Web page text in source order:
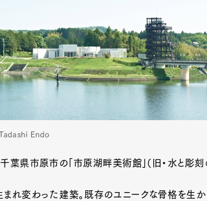
Endo
葉県市原市の「市原湖畔美術館」（旧・水と彫刻
れ変わった建築。既存のユニークな骨格を生か